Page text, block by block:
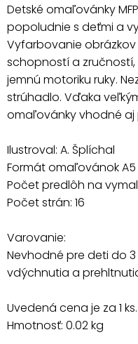
Detské omaľovánky
popoludnie s deťmi a
Vyfarbovanie
schopností a
jemnú motoriku ruky.
strúhadlo. Vďaka
omaľovánky vhodné aj
Ilustroval: A. Šplíchal
Formát omaľovánok A5
Počet predlôh na
Počet strán: 16
Varovanie:
Nevhodné pre deti do
vdýchnutia a
Uvedená cena je za 1 ks.
Hmotnosť: 0.02 kg